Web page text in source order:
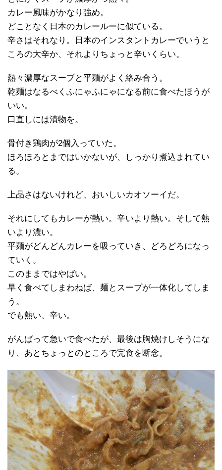
カレー風味がかなり強め。
どことなく日本のカレールーに似ている。
辛さはそれなり。日本のインスタントカレーでいうと
ころの大辛か、それよりちょっと辛いくらい。
熱々濃厚なスープと平麺がよく絡み合う。
乾麺はなるべくふにゃふにゃになる前に食べたほうが
いい。
口直しには漬物を。
骨付き鶏肉が2個入っていた。
ほろほろとまではいかないが、しっかり煮込まれてい
る。
上品さはないけれど、おいしいカオソーイだ。
それにしてもカレーが熱い。辛いより熱い。そして熱
いより濃い。
平麺がどんどんカレーを吸っていき、どろどろになっ
ていく。
このままではやばい。
早く食べてしまわねば、麺とスープが一体化してしま
う。
でも熱い、辛い。
がんばって急いで食べたが、最後は胸焼けしそうにな
り、あとちょっとのところで完食を断念。